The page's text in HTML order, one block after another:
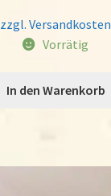
zzgl. Versandkosten
Vorrätig
In den Warenkorb